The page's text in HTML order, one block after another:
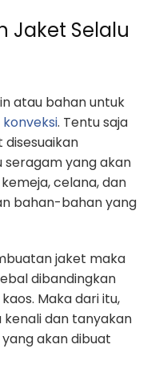
Jaket Selalu
atau bahan untuk
konveksi. Tentu saja
seragam yang akan
celana, dan
bahan-bahan yang
jaket maka
dibandingkan
Maka dari itu,
dan tanyakan
akan dibuat